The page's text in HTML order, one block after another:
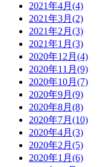
2021年4月(4)
2021年3月(2)
2021年2月(3)
2021年1月(3)
2020年12月(4)
2020年11月(9)
2020年10月(7)
2020年9月(9)
2020年8月(8)
2020年7月(10)
2020年4月(3)
2020年2月(5)
2020年1月(6)